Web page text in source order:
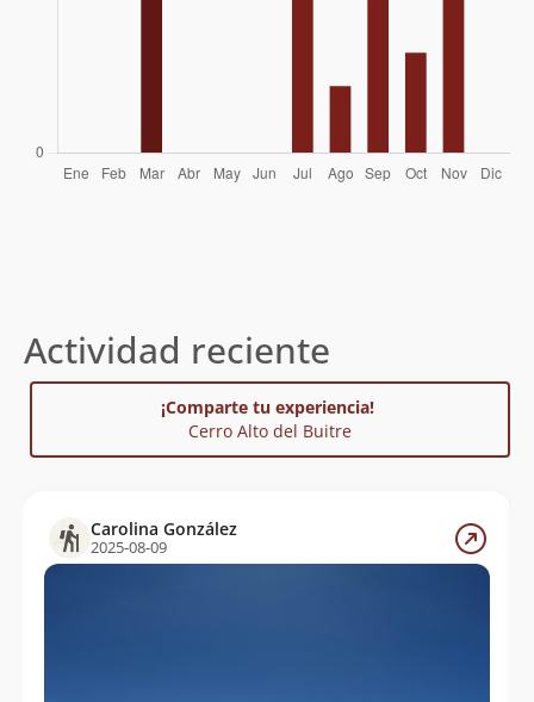
Actividad reciente
¡Comparte tu experiencia!
Cerro Alto del Buitre
Carolina González
2025-08-09